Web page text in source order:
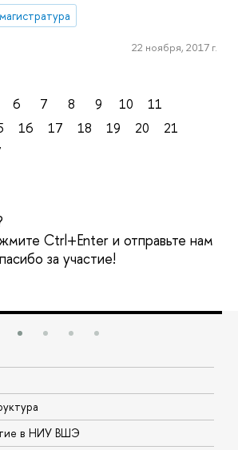
магистратура
22 ноября, 2017 г.
6 7 8 9 10
11
16 17 18 19 20
21
Ctrl+Enter и отправьте нам
за участие!
в НИУ ВШЭ